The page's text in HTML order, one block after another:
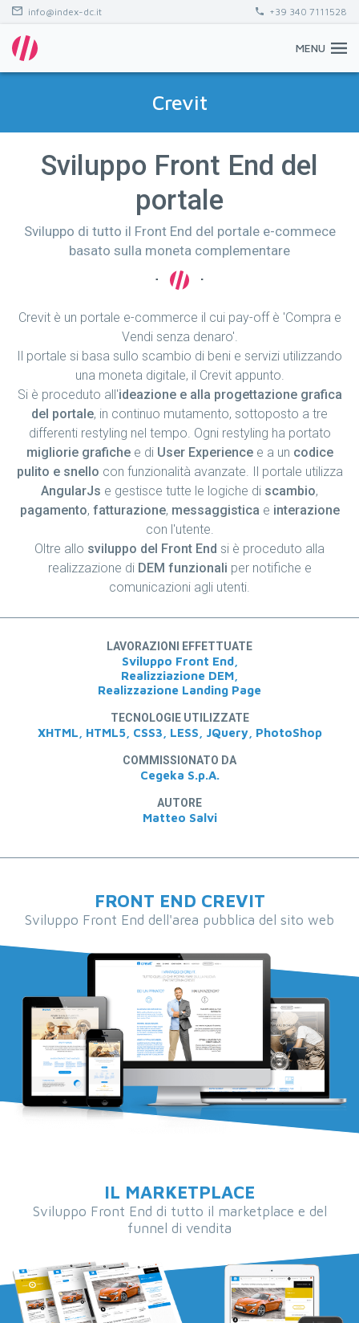
info@index-dc.it +39 340 7111528
MENU
Crevit
Sviluppo Front End del
portale
Sviluppo di tutto il Front End del portale e-commece
basato sulla moneta complementare
Crevit è un portale e-commerce il cui pay-off è 'Compra e
Vendi senza denaro'.
Il portale si basa sullo scambio di beni e servizi utilizzando
una moneta digitale, il Crevit appunto.
Si è proceduto all'ideazione e alla progettazione grafica
del portale, in continuo mutamento, sottoposto a tre
differenti restyling nel tempo. Ogni restyling ha portato
migliorie grafichee di User Experiencee a un codice
pulito e snello con funzionalità avanzate. Il portale utilizza
AngularJs e gestisce tutte le logiche di scambio,
pagamento, fatturazione, messaggistica e interazione
con l'utente.
Oltre allo sviluppo del Front End si è proceduto alla
realizzazione di DEM funzionali per notifiche e
comunicazioni agli utenti.
LAVORAZIONI EFFETTUATE
Sviluppo Front End,
Realizziazione DEM,
Realizzazione Landing Page
TECNOLOGIE UTILIZZATE
XHTML, HTML5, CSS3, LESS, JQuery, PhotoShop
COMMISSIONATO DA
Cegeka S.p.A.
AUTORE
Matteo Salvi
FRONT END CREVIT
Sviluppo Front End dell'area pubblica del sito web
IL MARKETPLACE
Sviluppo Front End di tutto il marketplace e del
funnel di vendita